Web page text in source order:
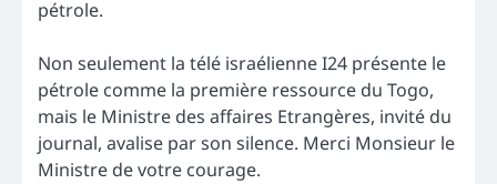
pétrole.
Non seulement la télé israélienne I24 présente le
pétrole comme la première ressource du Togo,
mais le Ministre des affaires Etrangères, invité du
journal, avalise par son silence. Merci Monsieur le
Ministre de votre courage.